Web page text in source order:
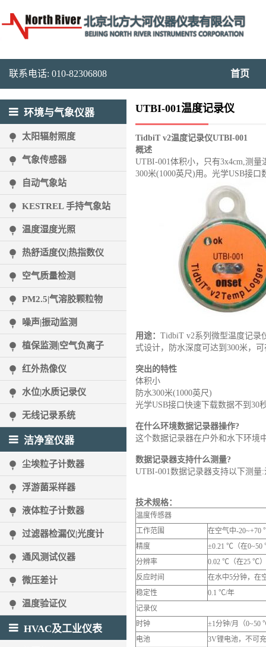
联系电话: 010-82306808 首页
环境与气象仪器
太阳辐射照度
气象传感器
自动气象站
KESTREL 手持气象站
温度湿度光照
热舒适度仪|热指数仪
空气质量检测
PM2.5|气溶胶颗粒物
噪声|振动监测
植保监测|空气负离子
红外热像仪
水位|水质记录仪
无线记录系统
洁净室仪器
尘埃粒子计数器
浮游菌采样器
液体粒子计数器
过滤器检漏仪|光度计
通风测试仪器
微压差计
温度验证仪
HVAC及工业仪表
UTBI-001温度记录仪
TidbiT v2温度记录仪UTBI-001
概述
UTBI-001体积小，只有3x4cm,测
300米(1000英尺)用。光学USB接
用途： TidbiT v2系列微型温度记录
式设计，防水深度可达到300米，
突出的特性
体积小
防水300米(1000英尺)
光学USB接口快速下载数据不到30
在什么环境数据记录器操作?
这个数据记录器在户外和水下环境
数据记录器支持什么测量?
UTBI-001数据记录器支持以下测量
技术规格：
温度传感器
工作范围
在空气中-
精度
±0.21 ℃（在
分辨率
0.02 ℃（在25 ℃）
反应时间
在水中5分钟，在
稳定性
0.1 ℃/年
记录仪
时钟
±1分钟/月（0~50
电池
3V锂电池，不可